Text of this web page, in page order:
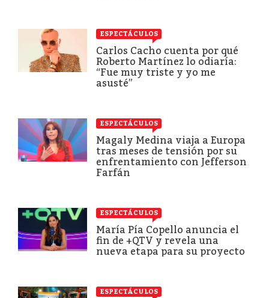
ESPECTÁCULOS
Carlos Cacho cuenta por qué
Roberto Martínez lo odiaría:
“Fue muy triste y yo me
asusté”
ESPECTÁCULOS
Magaly Medina viaja a Europa
tras meses de tensión por su
enfrentamiento con Jefferson
Farfán
ESPECTÁCULOS
María Pía Copello anuncia el
fin de +QTV y revela una
nueva etapa para su proyecto
ESPECTÁCULOS